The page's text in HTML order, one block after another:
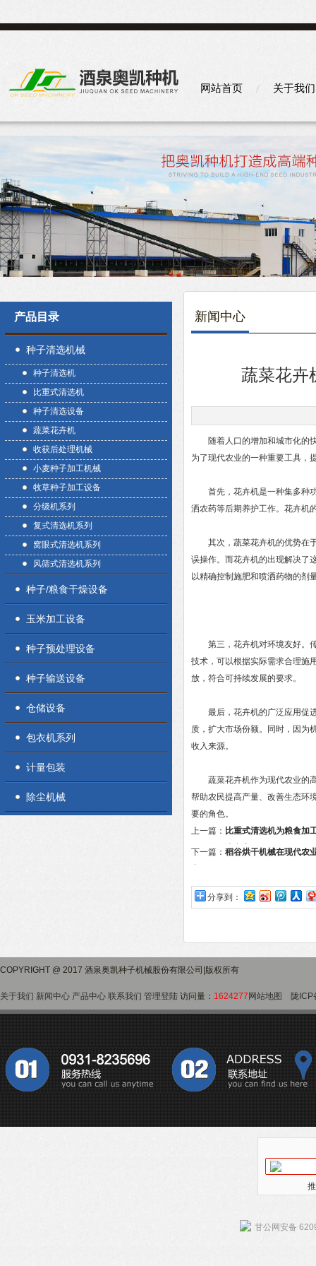
网站首页 关于我们
产品目录
种子清选机械
种子清选机
比重式清选机
种子清选设备
蔬菜花卉机
收获后处理机械
小麦种子加工机械
牧草种子加工设备
分级机系列
复式清选机系列
窝眼式清选机系列
风筛式清选机系列
种子/粮食干燥设备
玉米加工设备
种子预处理设备
种子输送设备
仓储设备
包衣机系列
计量包装
除尘机械
新闻中心
蔬菜花卉
随着人口的增加和城市化的快
为了现代农业的一种重要工具，
首先，花卉机是一种集多种功
洒农药等后期养护工作。花卉机
其次， 蔬菜花卉机的优势在
误操作。而花卉机的出现解决了
以精确控制施肥和喷洒药物的剂
第三，花卉机对环境友好。传
技术，可以根据实际需求合理施
放，符合可持续发展的要求。
最后，花卉机的广泛应用促进
质，扩大市场份额。同时，因为
收入来源。
蔬菜花卉机作为现代农业的高
帮助农民提高产量、改善生态环
要的角色。
上一篇： 比重式清选机为粮食加
有效的解决方案
下一篇： 稻谷烘干机械在现代农
分享到：
COPYRIGHT @ 2017 酒泉奥凯种子机械股份有限公司|版权所有
关于我们 新闻中心 产品中心 联系我们 管理登陆 访问量： 1624277 网站地图 陇
甘公网安备